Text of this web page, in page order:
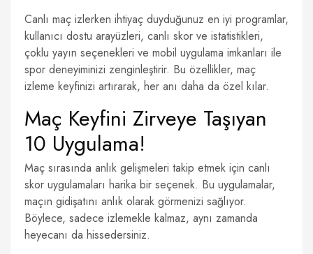
Canlı maç izlerken ihtiyaç duyduğunuz en iyi programlar,
kullanıcı dostu arayüzleri, canlı skor ve istatistikleri,
çoklu yayın seçenekleri ve mobil uygulama imkanları ile
spor deneyiminizi zenginleştirir. Bu özellikler, maç
izleme keyfinizi artırarak, her anı daha da özel kılar.
Maç Keyfini Zirveye Taşıyan
10 Uygulama!
Maç sırasında anlık gelişmeleri takip etmek için canlı
skor uygulamaları harika bir seçenek. Bu uygulamalar,
maçın gidişatını anlık olarak görmenizi sağlıyor.
Böylece, sadece izlemekle kalmaz, aynı zamanda
heyecanı da hissedersiniz.